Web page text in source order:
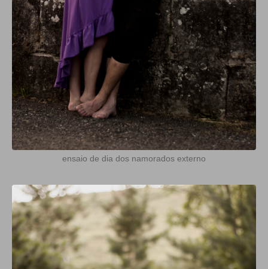
ensaio de dia dos namorados externo